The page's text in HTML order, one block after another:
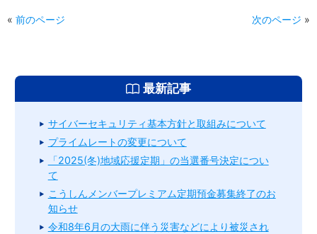
« 前のページ 次のページ »
最新記事
サイバーセキュリティ基本方針と取組みについて
プライムレートの変更について
「2025(冬)地域応援定期」の当選番号決定につい
て
こうしんメンバープレミアム定期預金募集終了のお
知らせ
令和8年6月の大雨に伴う災害などにより被災され